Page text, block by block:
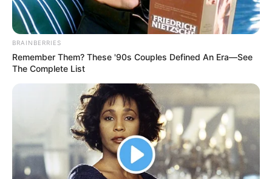
BRAINBERRIES
Remember Them? These '90s Couples Defined An Era—See
The Complete List